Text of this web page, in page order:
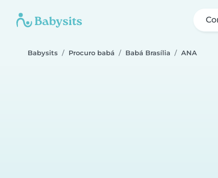
Babysits Procuro babá Babá Brasília ANA